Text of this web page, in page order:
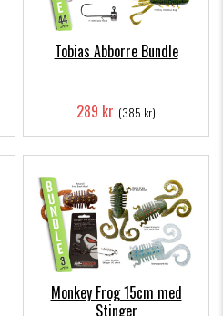
Tobias Abborre Bundle
289 kr (385 kr)
Monkey Frog 15cm med
Stinger